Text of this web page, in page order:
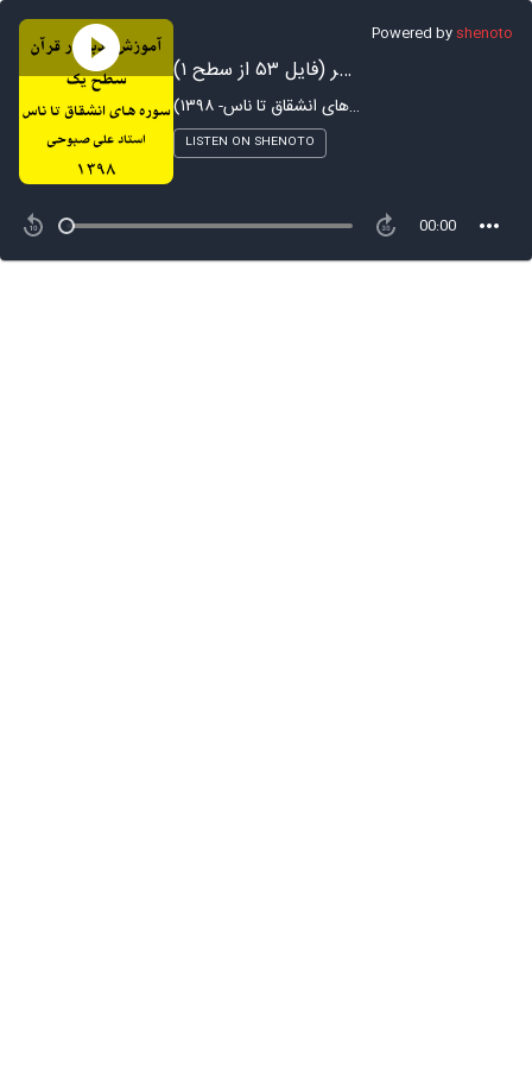
Powered byshenoto
آموزش تدبر در سوره نصر (فایل ۵۳ از سطح ۱)
آموزش تدبر در قرآن - ترم ۱ (سوره های انشقاق تا ناس- ۱۳۹۸)
LISTEN ON SHENOTO
00:00